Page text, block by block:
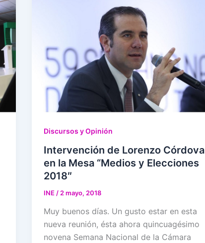
Discursos y Opinión
Intervención de Lorenzo Córdova
en la Mesa “Medios y Elecciones
2018″
INE / 2 mayo, 2018
Muy buenos días. Un gusto estar en esta
nueva reunión, ésta ahora quincuagésimo
novena Semana Nacional de la Cámara